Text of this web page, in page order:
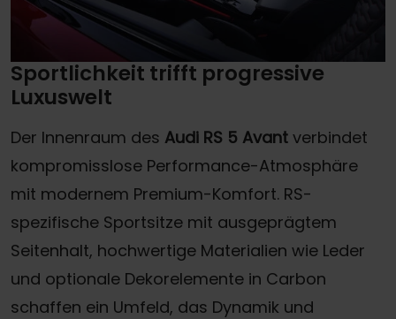
Sportlichkeit trifft progressive
Luxuswelt
Der Innenraum des Audi RS 5 Avant verbindet
kompromisslose Performance-Atmosphäre
mit modernem Premium-Komfort. RS-
spezifische Sportsitze mit ausgeprägtem
Seitenhalt, hochwertige Materialien wie Leder
und optionale Dekorelemente in Carbon
schaffen ein Umfeld, das Dynamik und